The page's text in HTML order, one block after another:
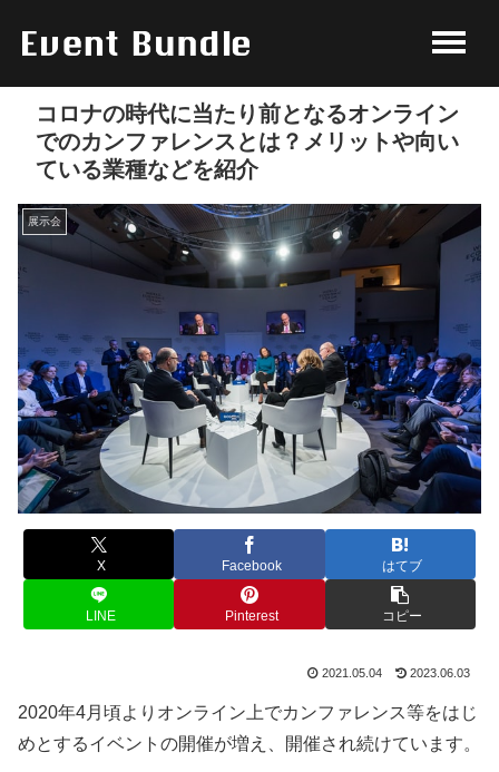
コロナの時代に当たり前となるオンライン
でのカンファレンスとは？メリットや向い
ている業種などを紹介
展示会
X Facebook はてブ
LINE Pinterest コピー
2021.05.04 2023.06.03
2020年4月頃よりオンライン上でカンファレンス等をはじ
めとするイベントの開催が増え、開催され続けています。